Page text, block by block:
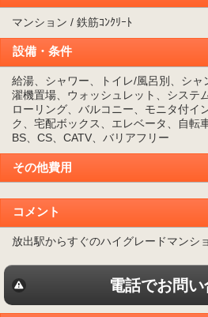
マンション / 鉄筋ｺﾝｸﾘｰﾄ
設備・条件
給湯、シャワー、トイレ/風呂別、シ
濯機置場、ウォッシュレット、システ
ローリング、バルコニー、モニタ付イ
ク、宅配ボックス、エレベータ、自転
BS、CS、CATV、バリアフリー
その他費用
コメント
放出駅からすぐのハイグレードマンシ
電話でお問